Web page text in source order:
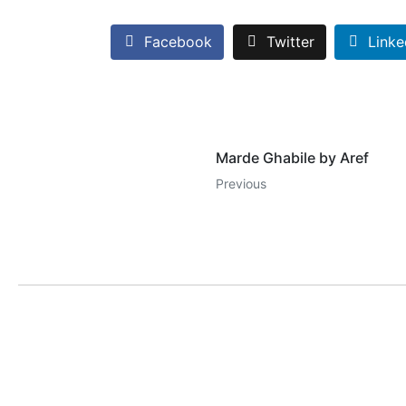
Facebook Twitter
Marde Ghabile by Aref
Previous